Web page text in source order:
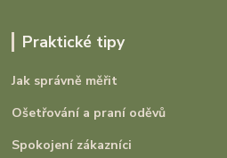
Praktické tipy
Jak správně měřit
Ošetřování a praní oděvů
Spokojení zákazníci